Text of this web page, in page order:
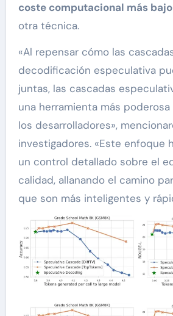
coste computacional más bajo
otra técnica.
«Al repensar cómo las
decodificación especulativa
juntas, las cascadas
una herramienta más
los desarrolladores»,
investigadores. «Este enfoque
un control detallado sobre el
calidad, allanando el camino
que son más inteligentes y